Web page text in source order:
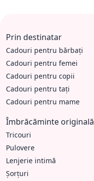
Prin destinatar
Cadouri pentru bărbați
Cadouri pentru femei
Cadouri pentru copii
Cadouri pentru tați
Cadouri pentru mame
Îmbrăcăminte originală
Tricouri
Pulovere
Lenjerie intimă
Șorțuri